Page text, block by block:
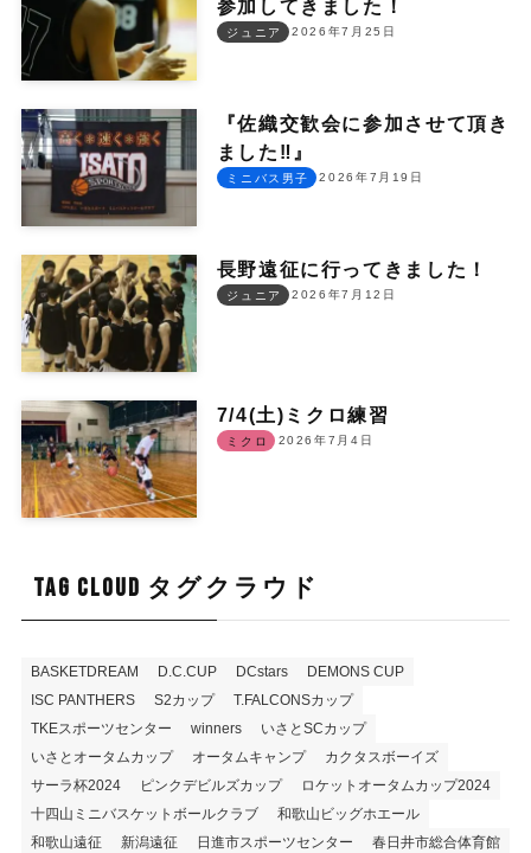
参加してきました！
2026年7月25日
ジュニア
『佐織交歓会に参加させて頂き
ました‼︎』
2026年7月19日
ミニバス男子
長野遠征に行ってきました！
2026年7月12日
ジュニア
7/4(土)ミクロ練習
2026年7月4日
ミクロ
TAG CLOUD タグクラウド
BASKETDREAM D.C.CUP DCstars
DEMONS CUP
ISC PANTHERS
S2カップ
T.FALCONSカップ
TKEスポーツセンター
winners
いさとSCカップ
いさとオータムカップ
オータムキャンプ
カクタスボーイズ
サーラ杯2024
ピンクデビルズカップ
ロケットオータムカップ2024
十四山ミニバスケットボールクラブ
和歌山ビッグホエール
和歌山遠征
新潟遠征 日進市スポーツセンター
春日井市総合体育館